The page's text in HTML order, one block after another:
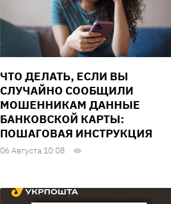
ЧТО ДЕЛАТЬ, ЕСЛИ ВЫ
СЛУЧАЙНО СООБЩИЛИ
МОШЕННИКАМ ДАННЫЕ
БАНКОВСКОЙ КАРТЫ:
ПОШАГОВАЯ ИНСТРУКЦИЯ
06 Августа 10:08